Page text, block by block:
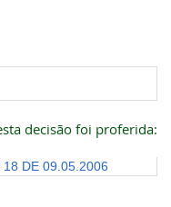
decisão foi proferida:
18 DE 09.05.2006